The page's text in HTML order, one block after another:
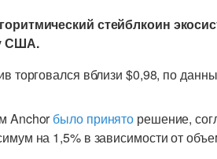
стейблкоин
США.
торговался вблизи $0,98, по
Anchorбыло принято решение,
на 1,5% в зависимости от